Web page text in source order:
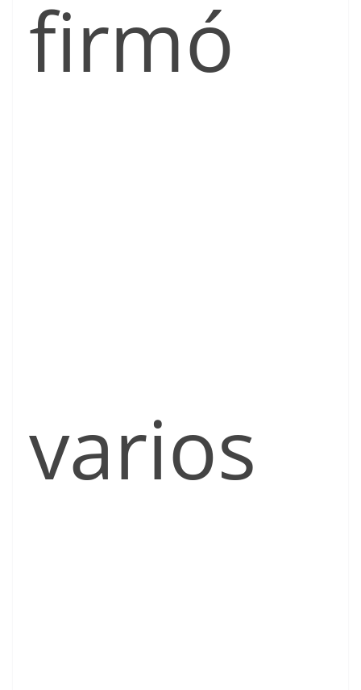
firmó
varios